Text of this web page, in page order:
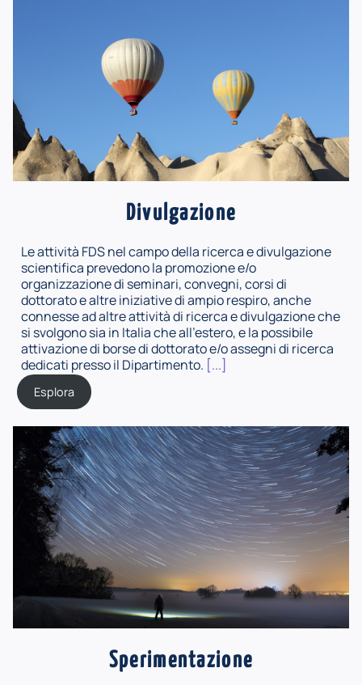
Divulgazione
Le attività FDS nel campo della ricerca e divulgazione
scientifica prevedono la promozione e/o
organizzazione di seminari, convegni, corsi di
dottorato e altre iniziative di ampio respiro, anche
connesse ad altre attività di ricerca e divulgazione che
si svolgono sia in Italia che all'estero, e la possibile
attivazione di borse di dottorato e/o assegni di ricerca
dedicati presso il Dipartimento. [...]
Esplora
Sperimentazione